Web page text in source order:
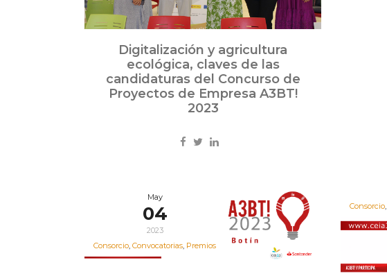
Digitalización y agricultura
ecológica, claves de las
candidaturas del Concurso de
Proyectos de Empresa A3BT!
2023
Consorcio,
May
04
2023
Consorcio, Convocatorias, Premios